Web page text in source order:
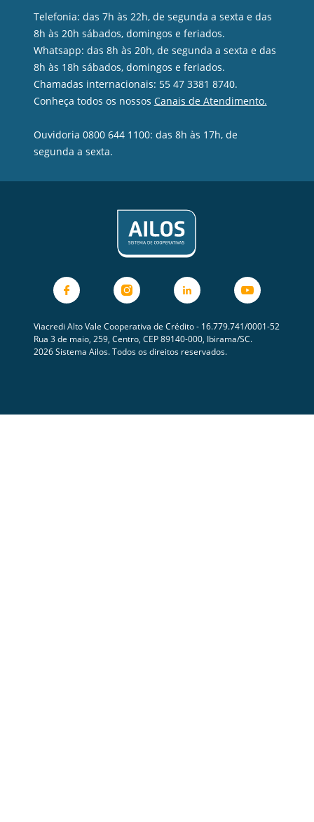
Telefonia: das 7h às 22h, de segunda a sexta e das
8h às 20h sábados, domingos e feriados.
Whatsapp: das 8h às 20h, de segunda a sexta e das
8h às 18h sábados, domingos e feriados.
Chamadas internacionais: 55 47 3381 8740.
Conheça todos os nossos Canais de Atendimento.
Ouvidoria 0800 644 1100: das 8h às 17h, de
segunda a sexta.
Viacredi Alto Vale Cooperativa de Crédito - 16.779.741/0001-52
Rua 3 de maio, 259, Centro, CEP 89140-000, Ibirama/SC.
2026 Sistema Ailos. Todos os direitos reservados.